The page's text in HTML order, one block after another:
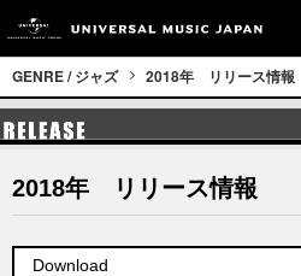
GENRE / ジャズ 2018年 リリース情報
2018年 リリース情報